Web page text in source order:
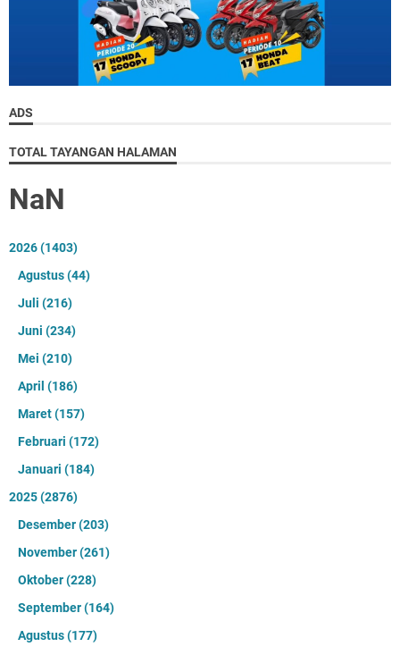
ADS
TOTAL TAYANGAN HALAMAN
NaN
2026(1403)
Agustus(44)
Juli (216)
Juni (234)
Mei (210)
April (186)
Maret(157)
Februari (172)
Januari (184)
2025(2876)
Desember(203)
November(261)
Oktober(228)
September(164)
Agustus(177)